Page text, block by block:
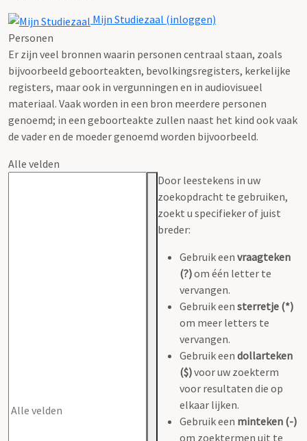
Mijn Studiezaal (inloggen)
Personen
Er zijn veel bronnen waarin personen centraal staan, zoals
bijvoorbeeld geboorteakten, bevolkingsregisters, kerkelijke
registers, maar ook in vergunningen en in audiovisueel
materiaal. Vaak worden in een bron meerdere personen
genoemd; in een geboorteakte zullen naast het kind ook vaak
de vader en de moeder genoemd worden bijvoorbeeld.
Alle velden
Door leestekens in uw
zoekopdracht te gebruiken,
zoekt u specifieker of juist
breder:
Gebruik een vraagteken
(?)om één letter te
vervangen.
Gebruik een sterretje (*)
om meer letters te
vervangen.
Gebruik een dollarteken
($)voor uw zoekterm
voor resultaten die op
elkaar lijken.
Gebruik een minteken (-)
om zoektermen uit te